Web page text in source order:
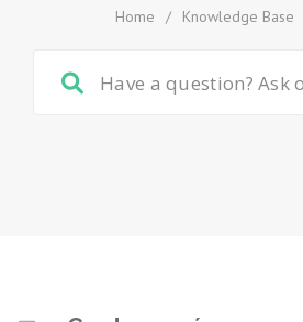
Home / Knowledge Base